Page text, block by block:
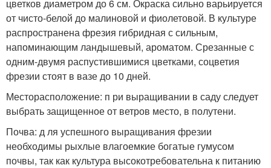
цветков диаметром до 6 см. Окраска сильно варьируется
от чисто-белой до малиновой и фиолетовой. В культуре
распространена фрезия гибридная с сильным,
напоминающим ландышевый, ароматом. Срезанные с
одним-двумя распустившимися цветками, соцветия
фрезии стоят в вазе до 10 дней.
Месторасположение: п ри выращивании в саду следует
выбрать защищенное от ветров место, в полутени.
Почва: д ля успешного выращивания фрезии
необходимы рыхлые влагоемкие богатые гумусом
почвы, так как культура высокотребовательна к питанию